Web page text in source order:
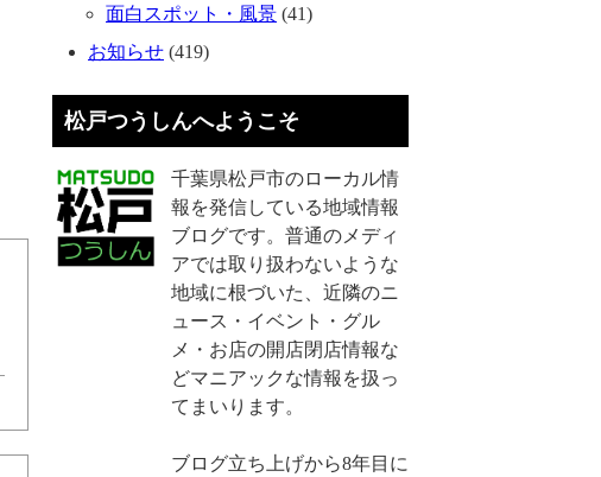
面白スポット・風景 (41)
お知らせ (419)
松戸つうしんへようこそ
千葉県松戸市のローカル情
報を発信している地域情報
ブログです。普通のメディ
アでは取り扱わないような
地域に根づいた、近隣のニ
ュース・イベント・グル
メ・お店の開店閉店情報な
どマニアックな情報を扱っ
てまいります。
ブログ立ち上げから8年目に